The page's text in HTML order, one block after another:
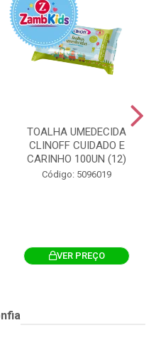
TOALHA UMEDECIDA
CLINOFF CUIDADO E
CARINHO 100UN (12)
Código: 5096019
VER PREÇO